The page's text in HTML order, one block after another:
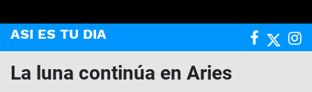
ASI ES TU DIA
La luna continúa en Aries